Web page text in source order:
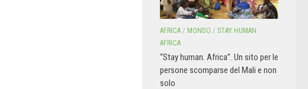
AFRICA / MONDO / STAY HUMAN
AFRICA
“Stay human. Africa”. Un sito per le
persone scomparse del Mali e non
solo